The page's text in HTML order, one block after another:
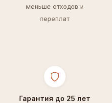
меньше отходов и
переплат
Гарантия до 25 лет